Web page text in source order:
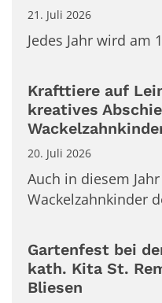
21. Juli 2026
Jedes Jahr wird am
Krafttiere auf
kreatives
20. Juli 2026
Auch in diesem
Wackelzahnkinder
Gartenfest bei
kath. Kita St.
Bliesen